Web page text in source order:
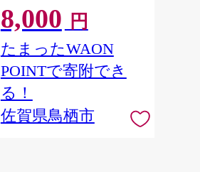
8,000 円
たまったWAON
POINTで寄附でき
る！
佐賀県鳥栖市